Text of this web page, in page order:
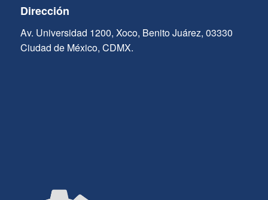
Dirección
Av. Universidad 1200, Xoco, Benito Juárez, 03330
Ciudad de México, CDMX.